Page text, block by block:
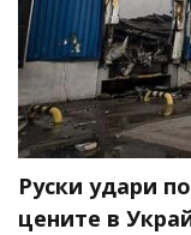
Руски удари
цените в